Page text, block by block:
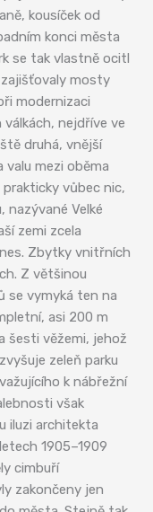
kousíček od
konci města
se tak vlastně ocitl
mosty
modernizaci
nejdříve ve
druhá, vnější
mezi oběma
vůbec nic,
nazývané Velké
zemi zcela
Zbytky vnitřních
Z většinou
se vymyká ten na
asi 200 m
šesti věžemi, jehož
zeleň parku
k nábřežní
však
iluzi architekta
1905–1909
cimbuří
zakončeny jen